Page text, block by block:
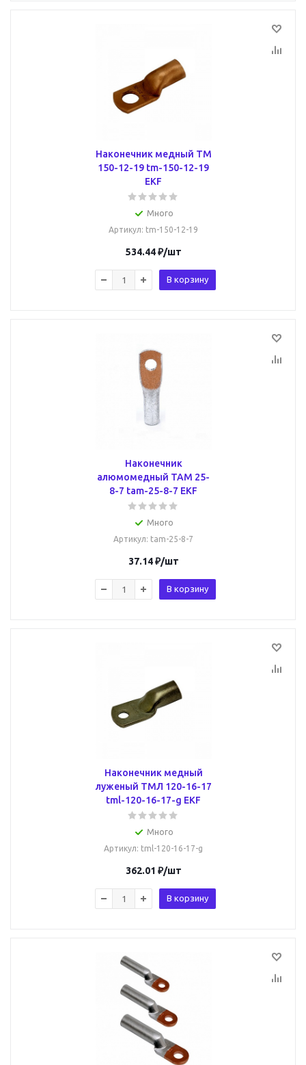
Наконечник медный ТМ
150-12-19 tm-150-12-19
EKF
Много
Артикул: tm-150-12-19
534.44₽/шт
В корзину
Наконечник
алюмомедный ТАМ 25-
8-7 tam-25-8-7 EKF
Много
Артикул: tam-25-8-7
37.14₽/шт
В корзину
Наконечник медный
луженый ТМЛ 120-16-17
tml-120-16-17-g EKF
Много
Артикул: tml-120-16-17-g
362.01 ₽/шт
В корзину